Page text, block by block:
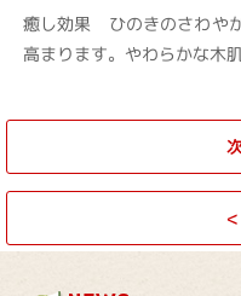
癒し効果 ひのきのさわや
高まります。やわらかな木
<